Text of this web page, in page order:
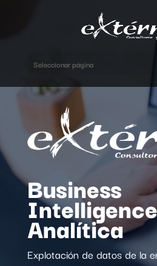
Seleccionar página
Business
Analítica
Explotación de datos de la